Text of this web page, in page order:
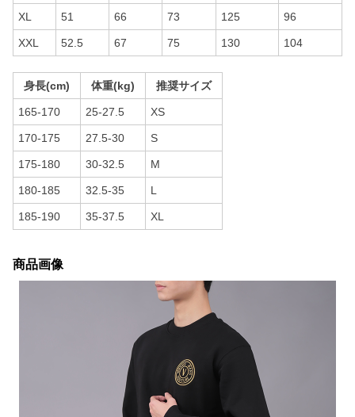
XL 51 66 73 125 96
XXL 52.5 67 75 130 104
身長(cm) 体重(kg) 推奨サイズ
165-170 25-27.5 XS
170-175 27.5-30 S
175-180 30-32.5 M
180-185 32.5-35 L
185-190 35-37.5 XL
商品画像